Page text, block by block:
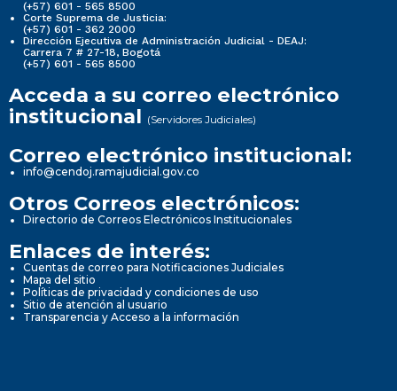
(+57) 601 - 565 8500
Corte Suprema de Justicia:
(+57) 601 - 362 2000
Dirección Ejecutiva de Administración Judicial - DEAJ:
Carrera 7 # 27-18, Bogotá
(+57) 601 - 565 8500
Acceda a su correo electrónico
institucional (Servidores Judiciales)
Correo electrónico institucional:
info@cendoj.ramajudicial.gov.co
Otros Correos electrónicos:
Directorio de Correos Electrónicos Institucionales
Enlaces de interés:
Cuentas de correo para Notificaciones Judiciales
Mapa del sitio
Políticas de privacidad y condiciones de uso
Sitio de atención al usuario
Transparencia y Acceso a la información